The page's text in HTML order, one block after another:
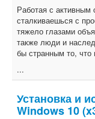
Работая с активным
сталкиваешься с
тяжело глазами
также люди и
бы странным то, что
...
Установка и
Windows 10